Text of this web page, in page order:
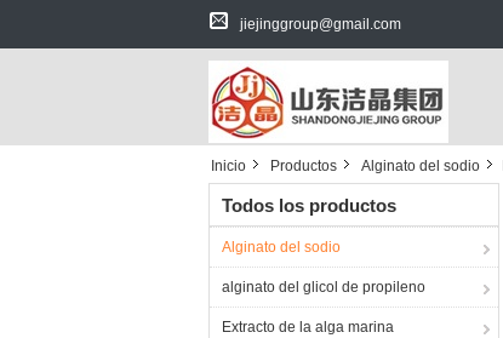
jiejinggroup@gmail.com
Inicio Productos Alginato del sodio
Todos los productos
Alginato del sodio
alginato del glicol de propileno
Extracto de la alga marina